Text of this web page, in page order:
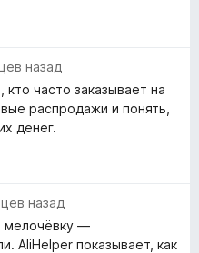
назад
часто заказывает на
распродажи и понять,
денег.
назад
мелочёвку —
AliHelper показывает, как